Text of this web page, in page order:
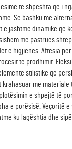
të shpeshta që i
Së bashku me
jashtme dinamike
me pastrues
e higjienës. Aftësia
të prodhimit.
stilistike që
me
e shpejtë të
e porësisë.
ku lagështia dhe